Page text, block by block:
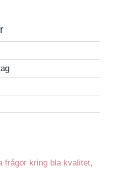
frågor kring bla kvalitet,